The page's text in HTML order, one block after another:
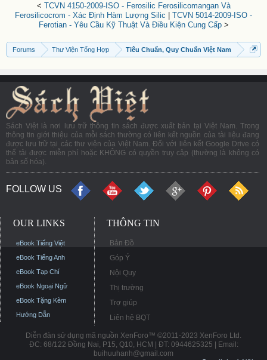
< TCVN 4150-2009-ISO - Ferosilic Ferosilicomangan Và
Ferosilicocrom - Xác Định Hàm Lượng Silic
TCVN 5014-2009-ISO -
Ferotian - Yêu Cầu Kỹ Thuật Và Điều Kiện Cung Cấp>
Forums Thư Viện Tổng Hợp Tiêu Chuẩn, Quy Chuẩn Việt Nam
Sách Việt là nơi lưu trữ thông tin sách được xuất bản tại Việt Nam. Trong
thông tin giới thiệu của mỗi sách thường có liên kết nguồn của tài liệu đang
được lưu trữ tại các thư viện của Việt Nam. Đối với liên kết Google Drive có
thể tải được miễn phí hoặc KHÔNG có quyền truy cập (thường là không có
bản số hóa).
FOLLOW US
OUR LINKS
eBook Tiếng Việt
eBook Tiếng Anh
eBook Tạp Chí
eBook Ngoại Ngữ
eBook Tặng Kèm
Hướng Dẫn
THÔNG TIN
Bản Đồ
Góp Ý
Nội Quy
Thị trường
Trợ giúp
Liên hệ BQT
Diễn đàn sử dụng mã nguồn XenForo™ ©2011-2023 XenForo Ltd.
ĐC: 68/122 Đồng Nai, P15, Q10, HCM | ĐT: 0944625325 | Email:
buihuuhanh@gmail.com